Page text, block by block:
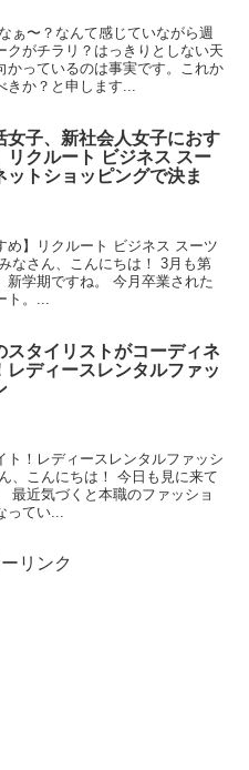
ぁ〜？なんて感じていながら週
クがチラリ？はっきりとしない天
かっているのは事実です。これか
きか？と申します...
女子、新社会人女子におす
リクルート ビジネス スー
ットショッピングで決ま
め】リクルート ビジネス スーツ
なさん、こんにちは！ 3月も第
新学期ですね。 今月卒業された
ト。...
スタイリストがコーディネ
レディースレンタルファッ
ト！レディースレンタルファッシ
、こんにちは！ 今日も見に来て
最近気づくと本職のファッショ
ってい...
リンク